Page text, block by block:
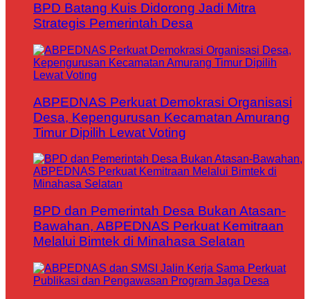
BPD Batang Kuis Didorong Jadi Mitra
Strategis Pemerintah Desa
ABPEDNAS Perkuat Demokrasi Organisasi
Desa, Kepengurusan Kecamatan Amurang
Timur Dipilih Lewat Voting
BPD dan Pemerintah Desa Bukan Atasan-
Bawahan, ABPEDNAS Perkuat Kemitraan
Melalui Bimtek di Minahasa Selatan